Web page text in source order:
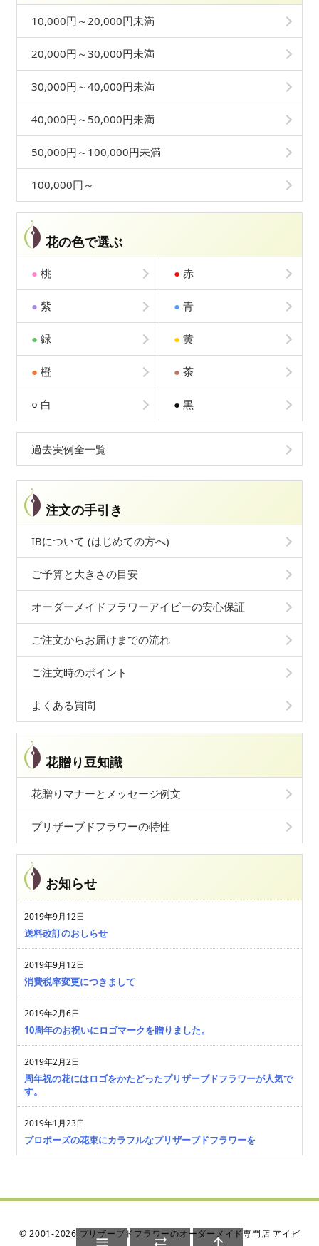
10,000円～20,000円未満
20,000円～30,000円未満
30,000円～40,000円未満
40,000円～50,000円未満
50,000円～100,000円未満
100,000円～
花の色で選ぶ
● 桃 ● 赤
● 紫 ● 青
● 緑 ● 黄
● 橙 ● 茶
○ 白 ● 黒
過去実例全一覧
注文の手引き
IBについて (はじめての方へ)
ご予算と大きさの目安
オーダーメイドフラワーアイビーの安心保証
ご注文からお届けまでの流れ
ご注文時のポイント
よくある質問
花贈り豆知識
花贈りマナーとメッセージ例文
プリザーブドフラワーの特性
お知らせ
2019年9月12日
送料改訂のおしらせ
2019年9月12日
消費税率変更につきまして
2019年2月6日
10周年のお祝いにロゴマークを贈りました。
2019年2月2日
周年祝の花にはロゴをかたどったプリザーブドフラワーが人気で
す。
2019年1月23日
プロポーズの花束にカラフルなプリザーブドフラワーを
©2001-2026 プリザーブドフラワーのオーダーメイド専門店 アイビ
ー
  